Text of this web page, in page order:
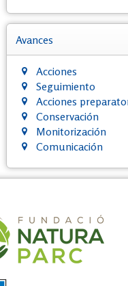
Avances
Acciones
Seguimiento
Acciones
Conservación
Monitorización
Comunicación